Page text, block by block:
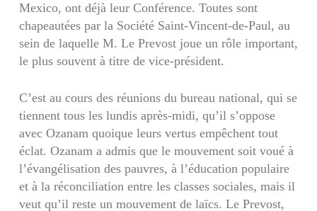
Mexico, ont déjà leur Conférence. Toutes sont
chapeautées par la Société Saint-Vincent-de-Paul, au
sein de laquelle M. Le Prevost joue un rôle important,
le plus souvent à titre de vice-président.
C’est au cours des réunions du bureau national, qui se
tiennent tous les lundis après-midi, qu’il s’oppose
avec Ozanam quoique leurs vertus empêchent tout
éclat. Ozanam a admis que le mouvement soit voué à
l’évangélisation des pauvres, à l’éducation populaire
et à la réconciliation entre les classes sociales, mais il
veut qu’il reste un mouvement de laïcs. Le Prevost,